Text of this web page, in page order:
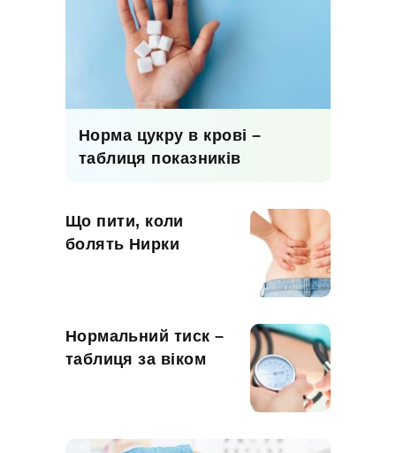
Норма цукру в крові –
таблиця показників
Що пити, коли
болять Нирки
Нормальний тиск –
таблиця за віком